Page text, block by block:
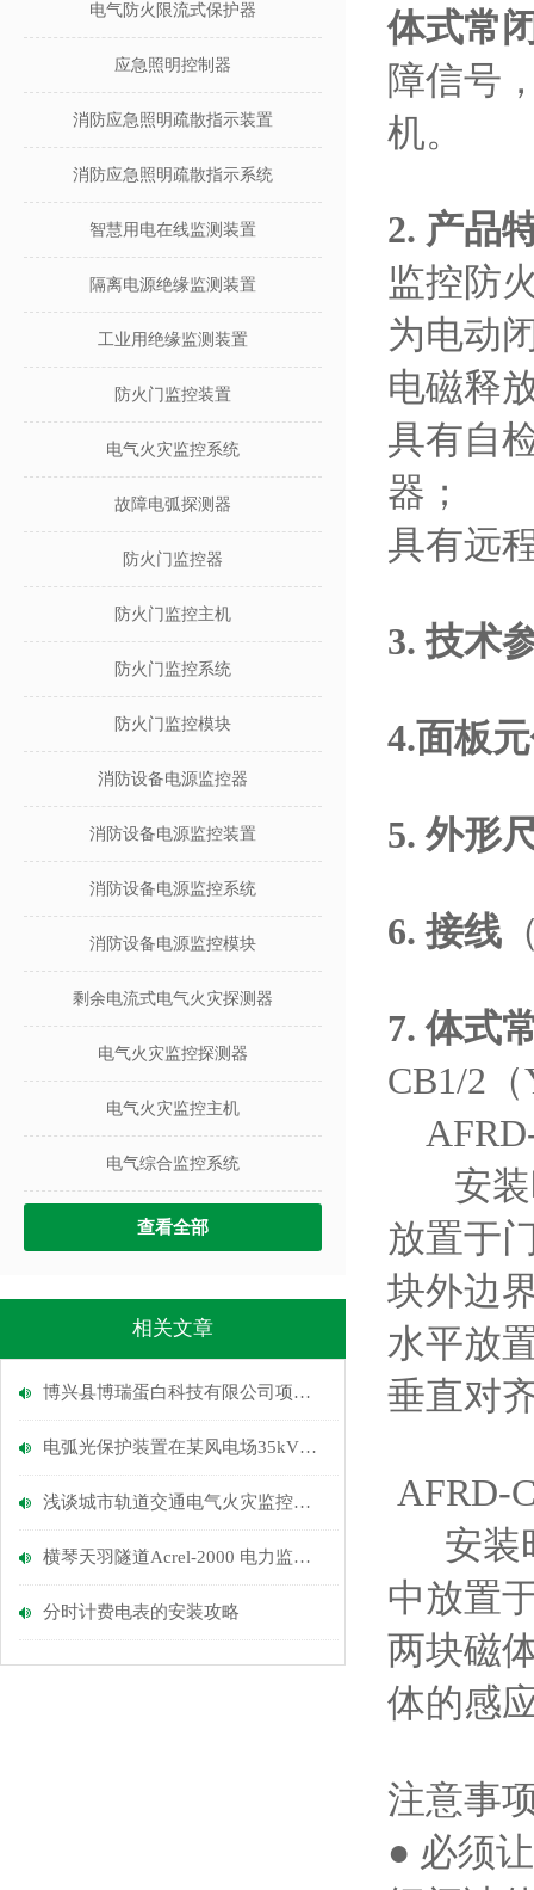
电气防火限流式保护器
应急照明控制器
消防应急照明疏散指示装置
消防应急照明疏散指示系统
智慧用电在线监测装置
隔离电源绝缘监测装置
工业用绝缘监测装置
防火门监控装置
电气火灾监控系统
故障电弧探测器
防火门监控器
防火门监控主机
防火门监控系统
防火门监控模块
消防设备电源监控器
消防设备电源监控装置
消防设备电源监控系统
消防设备电源监控模块
剩余电流式电气火灾探测器
电气火灾监控探测器
电气火灾监控主机
电气综合监控系统
查看全部
相关文章
博兴县博瑞蛋白科技有限公司项目电力监控系统应用
电弧光保护装置在某风电场35kV母线的应用
浅谈城市轨道交通电气火灾监控系统的研究与应用
横琴天羽隧道Acrel-2000 电力监控系统的研究与应用
分时计费电表的安装攻略
体式常
障信号
机。
2. 产品
监控防
为电动
电磁释
具有自
器；
具有远
3.技术
4.面板
5. 外形
6.接线
7.体式
CB1/2
安装
放置于
块外边
水平放
垂直对
AFRD-
安装
中放置
两块磁
体的感
注意事
● 必须